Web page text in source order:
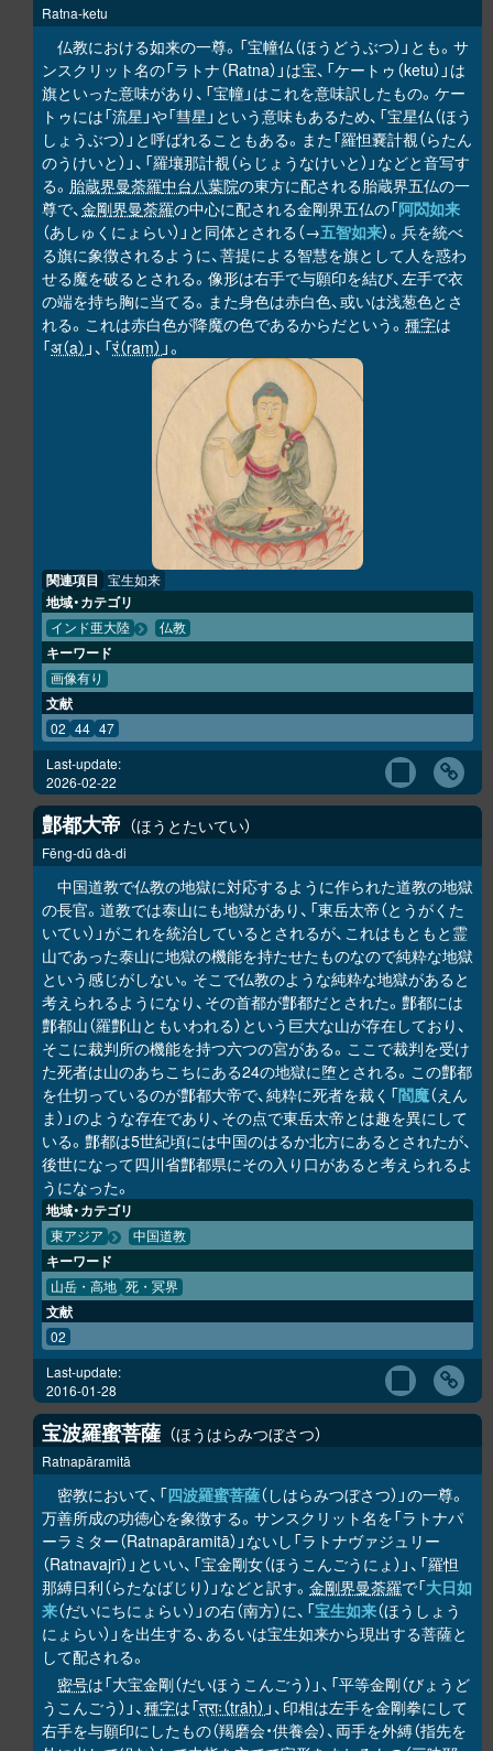
Ratna-ketu
仏教における如来の一尊。「宝幢仏（ほうどうぶつ）」とも。サ
ンスクリット名の「ラトナ（Ratna）」は宝、「ケートゥ（ketu）」は
旗といった意味があり、「宝幢」はこれを意味訳したもの。ケー
トゥには「流星」や「彗星」という意味もあるため、「宝星仏（ほう
しょうぶつ）」と呼ばれることもある。また「羅怛嚢計覩（らたん
のうけいと）」、「羅壤那計覩（らじょうなけいと）」などと音写す
る。 胎蔵界曼荼羅中台八葉院の東方に配される胎蔵界五仏の一
尊で、金剛界曼荼羅の中心に配される金剛界五仏の「阿閦如来
（あしゅくにょらい）」と同体とされる（→五智如来）。兵を統べ
る旗に象徴されるように、菩提による智慧を旗として人を惑わ
せる魔を破るとされる。像形は右手で与願印を結び、左手で衣
の端を持ち胸に当てる。また身色は赤白色、或いは浅葱色とさ
れる。これは赤白色が降魔の色であるからだという。 種字は
「अ（a） 」、「रं（raṃ） 」。
関連項目 宝生如来
地域・カテゴリ
インド亜大陸 仏教
キーワード
画像有り
文献
02 44 47
Last-update:
2026-02-22
鄷都大帝 ほうとたいてい
Fēng-dū dà-di
中国道教で仏教の地獄に対応するように作られた道教の地獄
の長官。道教では泰山にも地獄があり、「東岳太帝（とうがくた
いてい）」がこれを統治しているとされるが、これはもともと霊
山であった泰山に地獄の機能を持たせたものなので純粋な地獄
という感じがしない。そこで仏教のような純粋な地獄があると
考えられるようになり、その首都が鄷都だとされた。鄷都には
鄷都山（羅鄷山ともいわれる）という巨大な山が存在しており、
そこに裁判所の機能を持つ六つの宮がある。ここで裁判を受け
た死者は山のあちこちにある24の地獄に堕とされる。この鄷都
を仕切っているのが鄷都大帝で、純粋に死者を裁く「閻魔（えん
ま）」のような存在であり、その点で東岳太帝とは趣を異にして
いる。鄷都は5世紀頃には中国のはるか北方にあるとされたが、
後世になって四川省鄷都県にその入り口があると考えられるよ
うになった。
地域・カテゴリ
東アジア 中国道教
キーワード
山岳・高地 死・冥界
文献
02
Last-update:
2016-01-28
宝波羅蜜菩薩 ほうはらみつぼさつ
Ratnapāramitā
密教において、「四波羅蜜菩薩（しはらみつぼさつ）」の一尊。
万善所成の功徳心を象徴する。サンスクリット名を「ラトナパ
ーラミター（Ratnapāramitā）」ないし「ラトナヴァジュリー
（Ratnavajrī）」といい、「宝金剛女（ほうこんごうにょ）」、「羅怛
那縛日利（らたなばじり）」などと訳す。 金剛界曼荼羅で「大日如
来（だいにちにょらい）」の右（南方）に、「宝生如来（ほうしょう
にょらい）」を出生する、あるいは宝生如来から現出する菩薩と
して配される。
密号は「大宝金剛（だいほうこんごう）」、「平等金剛（びょうど
うこんごう）」、種字は「त्राः（trāḥ） 」、印相は左手を金剛拳にして
右手を与願印にしたもの（羯磨会・供養会）、両手を外縛（指先を